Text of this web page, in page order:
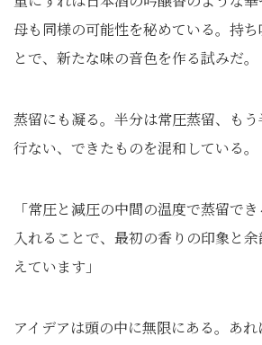
母も同様の可能性を秘めている。持
とで、新たな味の音色を作る試みだ。
蒸留にも凝る。半分は常圧蒸留、も
行ない、できたものを混和している。
「常圧と減圧の中間の温度で蒸留で
入れることで、最初の香りの印象と
えています」
アイデアは頭の中に無限にある。あ